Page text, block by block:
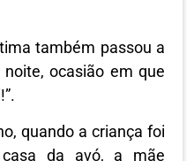
também passou a
ocasião em que
quando a criança foi
da avó, a mãe